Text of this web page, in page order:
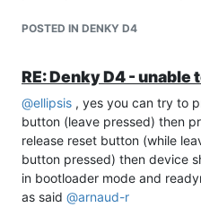
son pointeur est l'adresse du
taille de la structure
et enfin le pointeur de la
après la valeur du nom
newNode->value = (char *)
>name + lgname + 1;
D'ou le code suivant:
// First String
// Second String
newNode->checksum =
Le montage final devient alors
avec R7 rajoutée.
POSTED IN DENKY D4
RE: Denky D4 - unable
@ellipsis , yes you can try to
button (leave pressed) then
release reset button (while
button pressed) then device
in bootloader mode and
as said @arnaud-r